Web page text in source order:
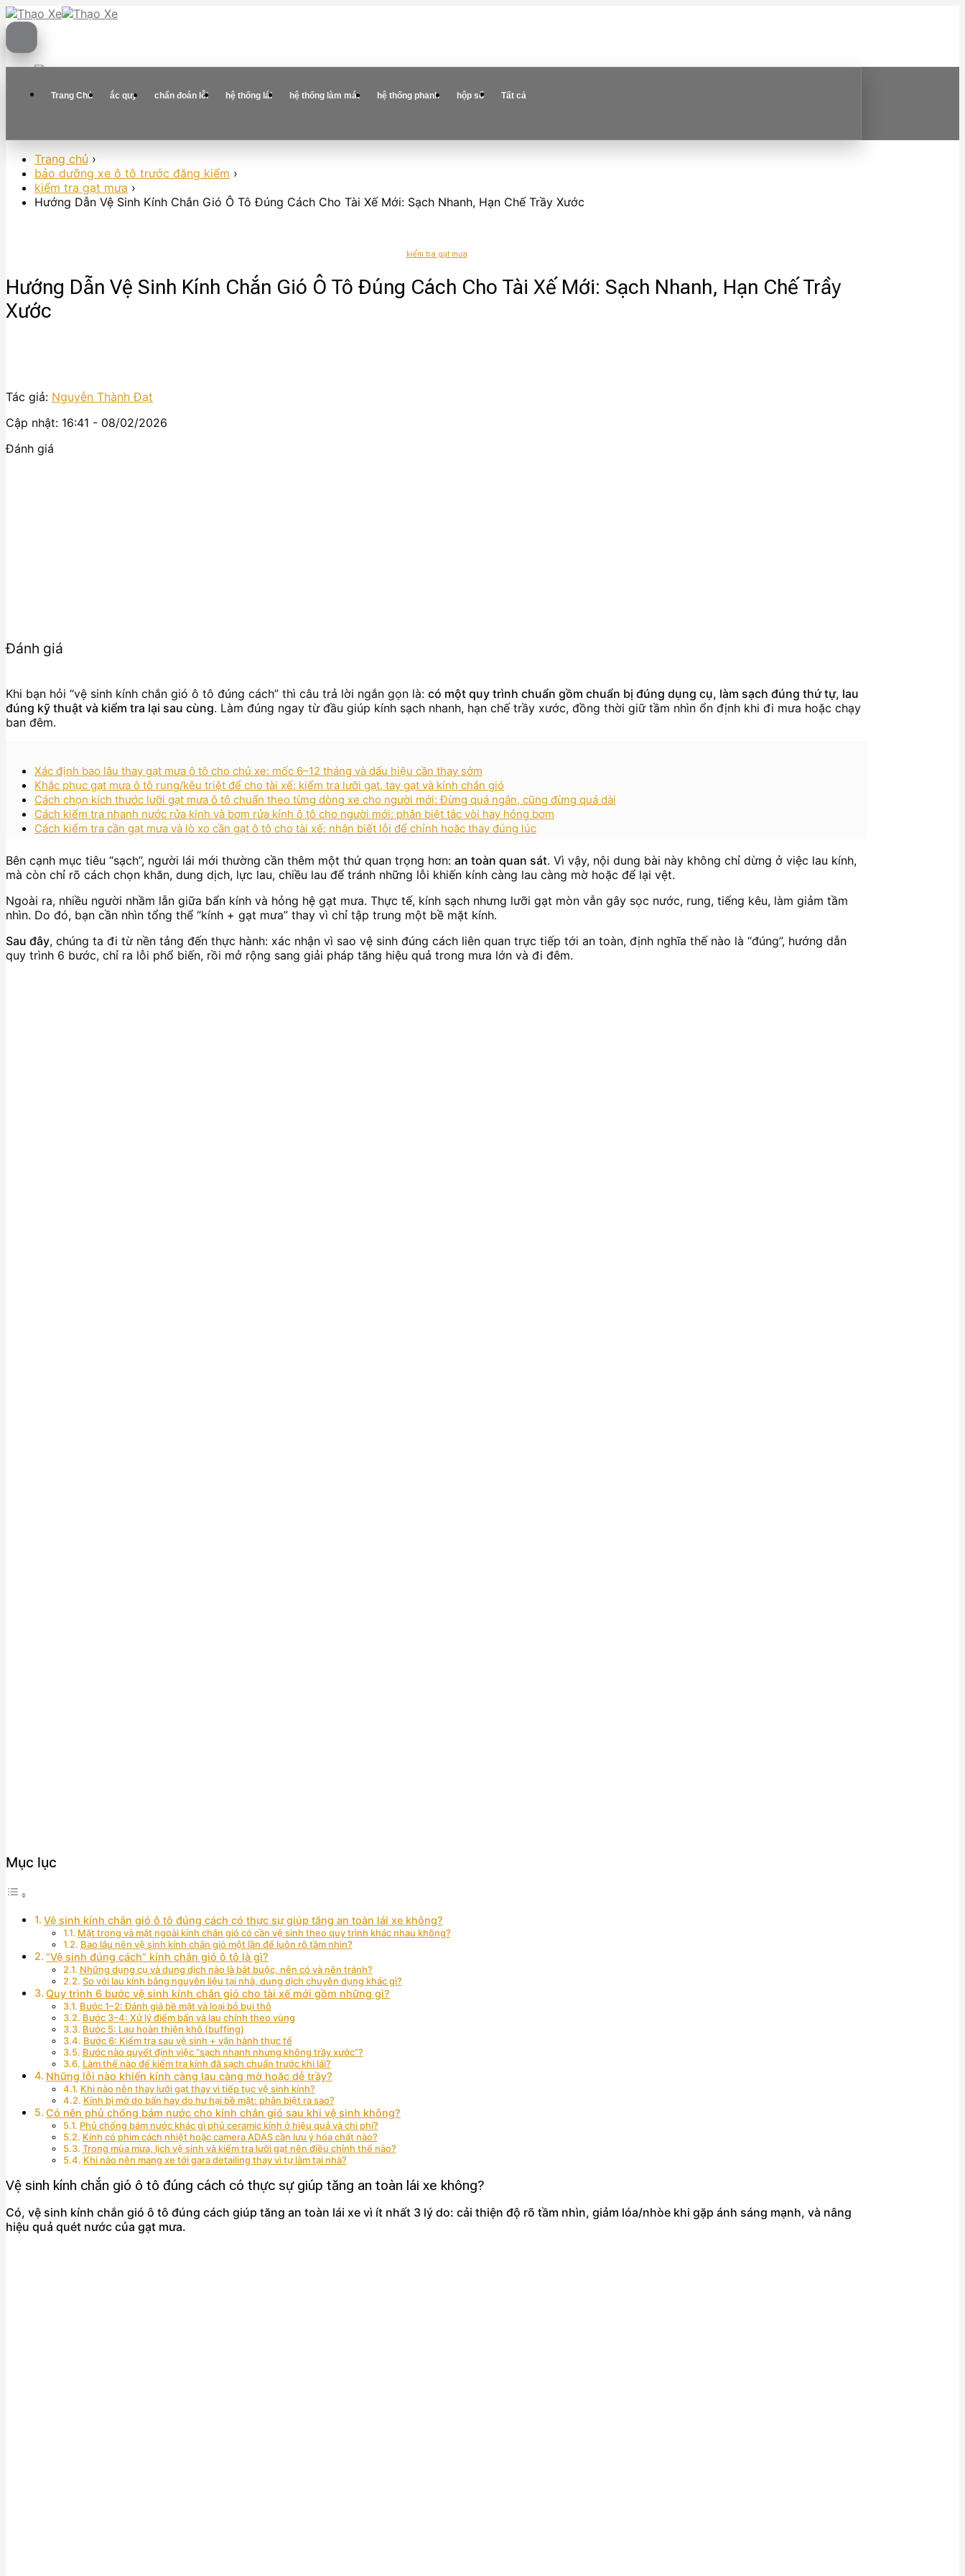
Skip
to
Trang Chủ ắc quy chẩn đoán lỗi hệ thống lái hệ thống làm mát hệ thống phanh hộp số Tất cả
Trang chủ ›
bảo dưỡng xe ô tô trước đăng kiểm ›
kiểm tra gạt mưa ›
Hướng Dẫn Vệ Sinh Kính Chắn Gió Ô Tô Đúng Cách Cho Tài Xế Mới: Sạch Nhanh, Hạn Chế Trầy Xước
kiểm tra gạt mưa
Hướng Dẫn Vệ Sinh Kính Chắn Gió Ô Tô Đúng Cách Cho Tài Xế Mới: Sạch Nhanh, Hạn Chế Trầy
Xước
Tác giả: Nguyễn Thành Đạt
Cập nhật: 16:41 - 08/02/2026
Đánh giá
Đánh giá
Khi bạn hỏi “vệ sinh kính chắn gió ô tô đúng cách” thì câu trả lời ngắn gọn là: có một quy trình chuẩn gồm chuẩn bị đúng dụng cụ, làm sạch đúng thứ tự, lau
đúng kỹ thuật và kiểm tra lại sau cùng. Làm đúng ngay từ đầu giúp kính sạch nhanh, hạn chế trầy xước, đồng thời giữ tầm nhìn ổn định khi đi mưa hoặc chạy
ban đêm.
Xác định bao lâu thay gạt mưa ô tô cho chủ xe: mốc 6–12 tháng và dấu hiệu cần thay sớm
Khắc phục gạt mưa ô tô rung/kêu triệt để cho tài xế: kiểm tra lưỡi gạt, tay gạt và kính chắn gió
Cách chọn kích thước lưỡi gạt mưa ô tô chuẩn theo từng dòng xe cho người mới: Đừng quá ngắn, cũng đừng quá dài
Cách kiểm tra nhanh nước rửa kính và bơm rửa kính ô tô cho người mới: phân biệt tắc vòi hay hỏng bơm
Cách kiểm tra cần gạt mưa và lò xo cần gạt ô tô cho tài xế: nhận biết lỗi để chỉnh hoặc thay đúng lúc
Bên cạnh mục tiêu “sạch”, người lái mới thường cần thêm một thứ quan trọng hơn: an toàn quan sát. Vì vậy, nội dung bài này không chỉ dừng ở việc lau kính,
mà còn chỉ rõ cách chọn khăn, dung dịch, lực lau, chiều lau để tránh những lỗi khiến kính càng lau càng mờ hoặc để lại vệt.
Ngoài ra, nhiều người nhầm lẫn giữa bẩn kính và hỏng hệ gạt mưa. Thực tế, kính sạch nhưng lưỡi gạt mòn vẫn gây sọc nước, rung, tiếng kêu, làm giảm tầm
nhìn. Do đó, bạn cần nhìn tổng thể “kính + gạt mưa” thay vì chỉ tập trung một bề mặt kính.
Sau đây, chúng ta đi từ nền tảng đến thực hành: xác nhận vì sao vệ sinh đúng cách liên quan trực tiếp tới an toàn, định nghĩa thế nào là “đúng”, hướng dẫn
quy trình 6 bước, chỉ ra lỗi phổ biến, rồi mở rộng sang giải pháp tăng hiệu quả trong mưa lớn và đi đêm.
Mục lục
Vệ sinh kính chắn gió ô tô đúng cách có thực sự giúp tăng an toàn lái xe không?
Mặt trong và mặt ngoài kính chắn gió có cần vệ sinh theo quy trình khác nhau không?
Bao lâu nên vệ sinh kính chắn gió một lần để luôn rõ tầm nhìn?
“Vệ sinh đúng cách” kính chắn gió ô tô là gì?
Những dụng cụ và dung dịch nào là bắt buộc, nên có và nên tránh?
So với lau kính bằng nguyên liệu tại nhà, dung dịch chuyên dụng khác gì?
Quy trình 6 bước vệ sinh kính chắn gió cho tài xế mới gồm những gì?
Bước 1–2: Đánh giá bề mặt và loại bỏ bụi thô
Bước 3–4: Xử lý điểm bẩn và lau chính theo vùng
Bước 5: Lau hoàn thiện khô (buffing)
Bước 6: Kiểm tra sau vệ sinh + vận hành thực tế
Bước nào quyết định việc “sạch nhanh nhưng không trầy xước”?
Làm thế nào để kiểm tra kính đã sạch chuẩn trước khi lái?
Những lỗi nào khiến kính càng lau càng mờ hoặc dễ trầy?
Khi nào nên thay lưỡi gạt thay vì tiếp tục vệ sinh kính?
Kính bị mờ do bẩn hay do hư hại bề mặt: phân biệt ra sao?
Có nên phủ chống bám nước cho kính chắn gió sau khi vệ sinh không?
Phủ chống bám nước khác gì phủ ceramic kính ở hiệu quả và chi phí?
Kính có phim cách nhiệt hoặc camera ADAS cần lưu ý hóa chất nào?
Trong mùa mưa, lịch vệ sinh và kiểm tra lưỡi gạt nên điều chỉnh thế nào?
Khi nào nên mang xe tới gara detailing thay vì tự làm tại nhà?
Vệ sinh kính chắn gió ô tô đúng cách có thực sự giúp tăng an toàn lái xe không?
Có, vệ sinh kính chắn gió ô tô đúng cách giúp tăng an toàn lái xe vì ít nhất 3 lý do: cải thiện độ rõ tầm nhìn, giảm lóa/nhòe khi gặp ánh sáng mạnh, và nâng
hiệu quả quét nước của gạt mưa.